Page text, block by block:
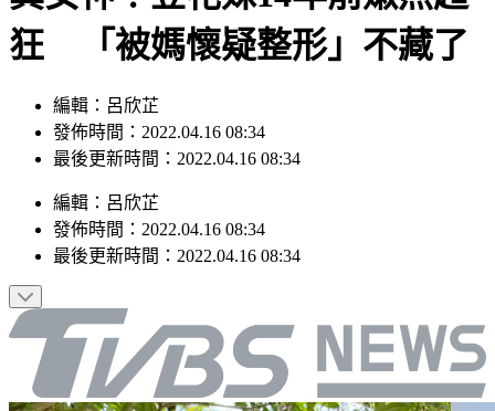
真女神！豆花妹14年前嫩照超
狂 「被媽懷疑整形」不藏了
編輯：呂欣芷
發佈時間：2022.04.16 08:34
編輯：呂欣芷
發佈時間：2022.04.16 08:34